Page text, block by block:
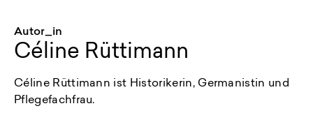
Autor_in
Céline Rüttimann
Céline Rüttimann ist Historikerin, Germanistin und
Pflegefachfrau.